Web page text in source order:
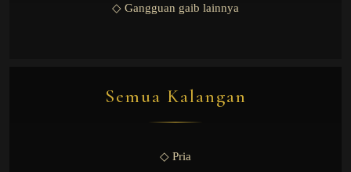
◇ Gangguan gaib lainnya
Semua Kalangan
◇ Pria